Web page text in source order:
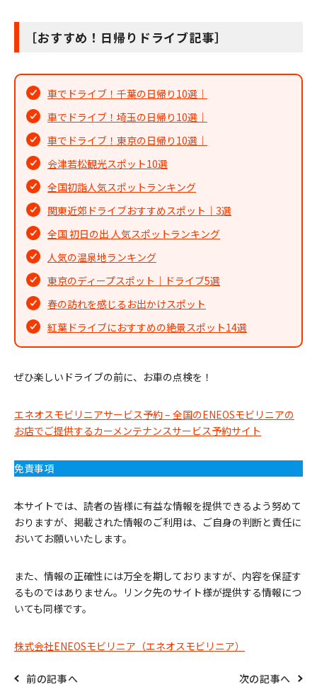
［おすすめ！日帰りドライブ記事］
車でドライブ！千葉の日帰り10選｜
車でドライブ！埼玉の日帰り10選｜
車でドライブ！東京の日帰り10選｜
会津若松観光スポット10選
全国初詣人気スポットランキング
関東近郊ドライブおすすめスポット｜3選
全国 初日の出 人気スポットランキング
人気の温泉地ランキング
東京のディープスポット｜ドライブ5選
春の訪れを感じるお出かけスポット
紅葉ドライブにおすすめの絶景スポット14選
ぜひ楽しいドライブの前に、お車の点検を！
エネオスモビリニアサービス予約 – 全国のENEOSモビリニアの
お店でご提供するカーメンテナンスサービス予約サイト
免責事項
本サイトでは、読者の皆様に有益な情報を提供できるよう努めて
おりますが、掲載された情報のご利用は、ご自身の判断と責任に
おいてお願いいたします。
また、情報の正確性には万全を期しておりますが、内容を保証す
るものではありません。リンク先のサイト様が提供する情報につ
いても同様です。
株式会社ENEOSモビリニア（エネオスモビリニア）
前の記事へ 次の記事へ